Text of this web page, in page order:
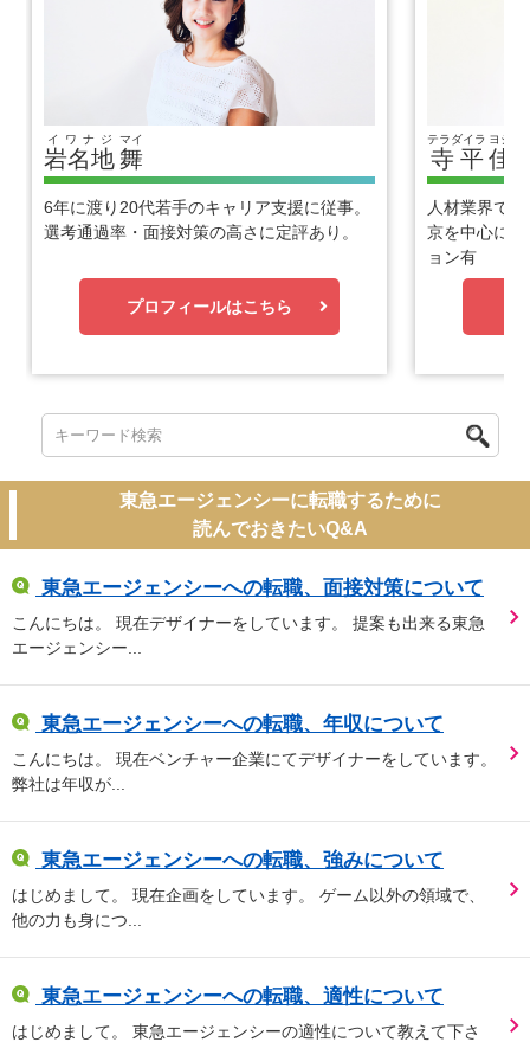
岩名地
イワナジ
舞
マイ
6年に渡り20代若手のキャリア支援に従事。
選考通過率・面接対策の高さに定評あり。
プロフィールはこちら
寺平
テラダイラ
佳
ヨシヒ
人材業界で
京を中心に
ョン有
東急エージェンシーに転職するために
読んでおきたいQ&A
東急エージェンシーへの転職、面接対策について
こんにちは。 現在デザイナーをしています。 提案も出来る東急
エージェンシー...
東急エージェンシーへの転職、年収について
こんにちは。 現在ベンチャー企業にてデザイナーをしています。
弊社は年収が...
東急エージェンシーへの転職、強みについて
はじめまして。 現在企画をしています。 ゲーム以外の領域で、
他の力も身につ...
東急エージェンシーへの転職、適性について
はじめまして。 東急エージェンシーの適性について教えて下さ